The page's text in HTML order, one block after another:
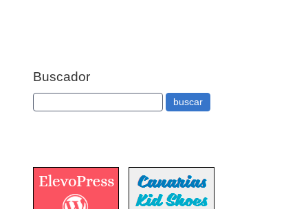
Buscador